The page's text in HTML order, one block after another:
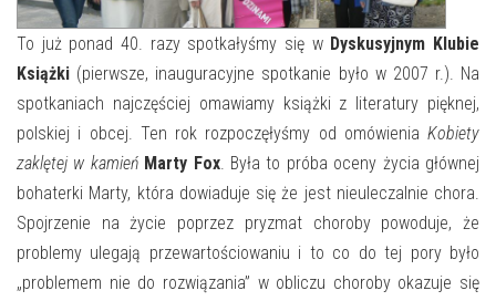
WYDARZYŁO SIĘ
STREFA KOLORU
FORMY STAŁE
NASZE FILIE
POLECANE STRONY
WYDARZENIA KULTURALNE
FOTO
E-INFORMATOR
To już ponad 40. razy spotkałyśmy się w Dyskusyjnym Klubie
Książki (pierwsze, inauguracyjne spotkanie było w 2007 r.). Na
spotkaniach najczęściej omawiamy książki z literatury pięknej,
polskiej i obcej. Ten rok rozpoczęłyśmy od omówienia Kobiety
zaklętej w kamień Marty Fox. Była to próba oceny życia głównej
bohaterki Marty, która dowiaduje się że jest nieuleczalnie chora.
Spojrzenie na życie poprzez pryzmat choroby powoduje, że
problemy ulegają przewartościowaniu i to co do tej pory było
„problemem nie do rozwiązania” w obliczu choroby okazuje się